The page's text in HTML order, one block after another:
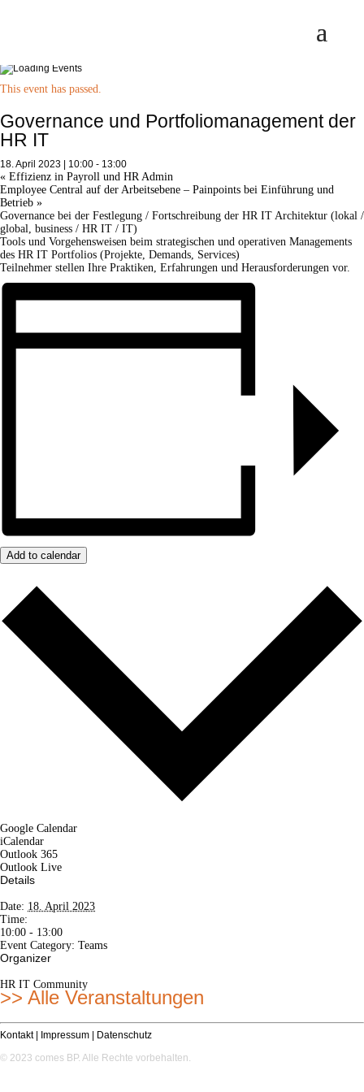
This event has passed.
Governance und Portfoliomanagement der
HR IT
18. April 2023 | 10:00 - 13:00
« Effizienz in Payroll und HR Admin
Employee Central auf der Arbeitsebene – Painpoints bei Einführung und
Betrieb »
Governance bei der Festlegung / Fortschreibung der HR IT Architektur (lokal /
global, business / HR IT / IT)
Tools und Vorgehensweisen beim strategischen und operativen Managements
des HR IT Portfolios (Projekte, Demands, Services)
Teilnehmer stellen Ihre Praktiken, Erfahrungen und Herausforderungen vor.
Add to calendar
Google Calendar
iCalendar
Outlook 365
Outlook Live
Details
Date: 18. April 2023
Time:
10:00 - 13:00
Event Category: Teams
Organizer
HR IT Community
>> Alle Veranstaltungen
Kontakt| Impressum | Datenschutz
© 2023 comes BP. Alle Rechte vorbehalten.